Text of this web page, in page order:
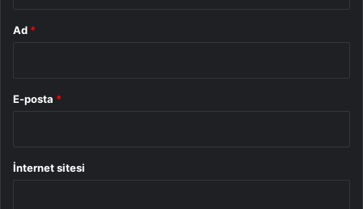
Ad *
E-posta *
İnternet sitesi